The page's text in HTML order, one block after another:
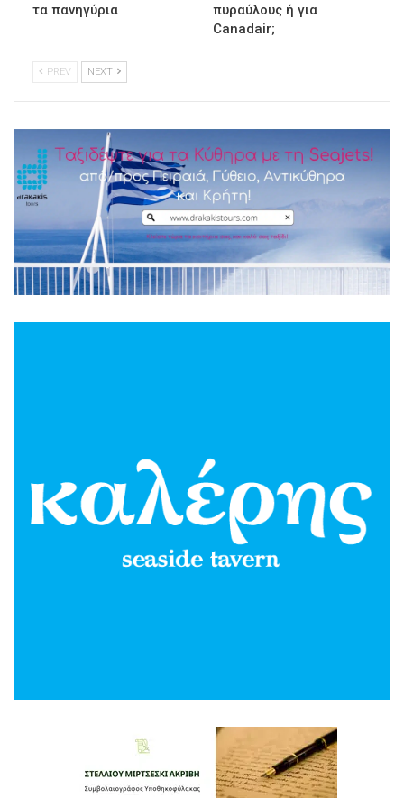
τα πανηγύρια
πυραύλους ή για
Canadair;
PREV NEXT